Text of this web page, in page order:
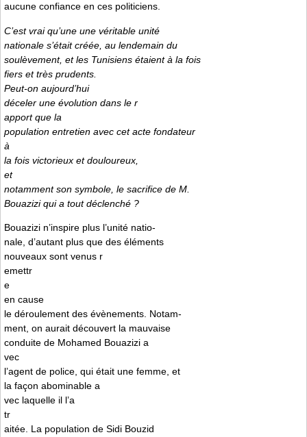
aucune confiance en ces politiciens.
C’est vrai qu’une une véritable unité
nationale s’était créée, au lendemain du
soulèvement, et les Tunisiens étaient à la fois
fiers et très prudents.
Peut-on aujourd’hui
déceler une évolution dans le r
apport que la
population entretien avec cet acte fondateur
à
la fois victorieux et douloureux,
et
notamment son symbole, le sacrifice de M.
Bouazizi qui a tout déclenché ?
Bouazizi n’inspire plus l’unité natio-
nale, d’autant plus que des éléments
nouveaux sont venus r
emettr
e
en cause
le déroulement des évènements. Notam-
ment, on aurait découvert la mauvaise
conduite de Mohamed Bouazizi a
vec
l’agent de police, qui était une femme, et
la façon abominable a
vec laquelle il l’a
tr
aitée. La population de Sidi Bouzid